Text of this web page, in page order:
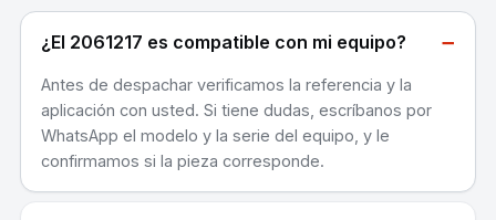
¿El 2061217 es compatible con mi equipo? −
Antes de despachar verificamos la referencia y la
aplicación con usted. Si tiene dudas, escríbanos por
WhatsApp el modelo y la serie del equipo, y le
confirmamos si la pieza corresponde.